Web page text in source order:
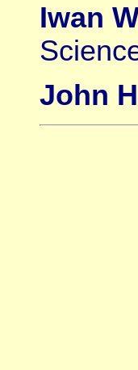
Iwan
John